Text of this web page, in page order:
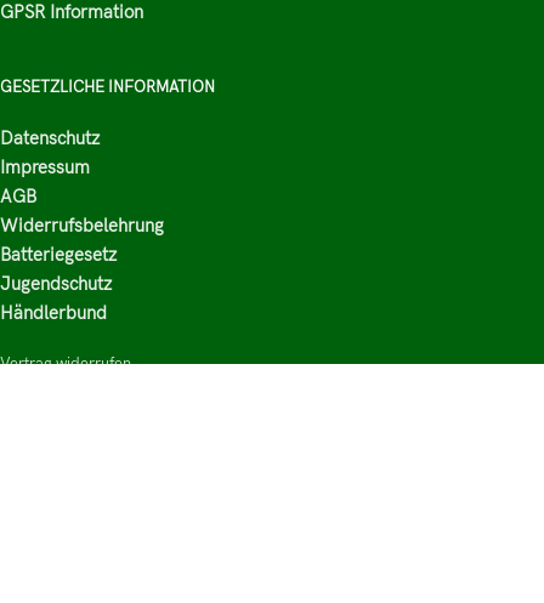
GPSR Information
GESETZLICHE INFORMATION
Datenschutz
Impressum
AGB
Widerrufsbelehrung
Batteriegesetz
Jugendschutz
Händlerbund
Vertrag widerrufen